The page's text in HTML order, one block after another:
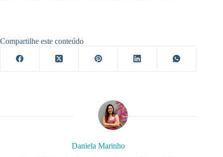
Compartilhe este conteúdo
Daniela Marinho